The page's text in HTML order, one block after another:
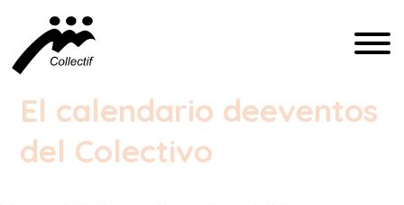
El calendario deeventos
del Colectivo